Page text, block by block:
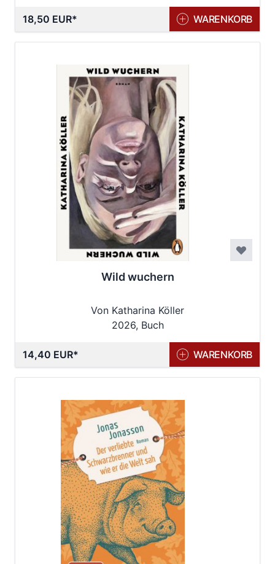
18,50 EUR WARENKORB
Wild wuchern
Von Katharina Köller
2026, Buch
14,40 EUR WARENKORB